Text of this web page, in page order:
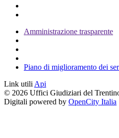
Amministrazione trasparente
Piano di miglioramento dei
Link utili Api
© 2026 Uffici Giudiziari del
Digitali powered by OpenCity Italia